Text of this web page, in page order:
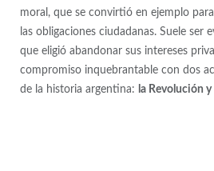
moral, que se convirtió en ejemplo
las obligaciones ciudadanas. Suele ser
que eligió abandonar sus intereses
compromiso inquebrantable con dos
de la historia argentina: la Revolución